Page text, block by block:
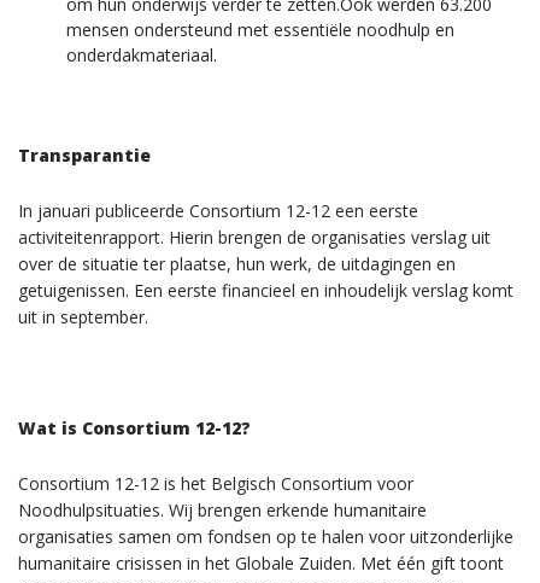
mensen ondersteund met essentiële noodhulp en
onderdakmateriaal.
Transparantie
In januari publiceerde Consortium 12-12 een eerste
activiteitenrapport. Hierin brengen de organisaties verslag uit
over de situatie ter plaatse, hun werk, de uitdagingen en
getuigenissen. Een eerste financieel en inhoudelijk verslag komt
uit in september.
Wat is Consortium 12-12?
Consortium 12-12 is het Belgisch Consortium voor
Noodhulpsituaties. Wij brengen erkende humanitaire
organisaties samen om fondsen op te halen voor uitzonderlijke
humanitaire crisissen in het Globale Zuiden. Met één gift toont